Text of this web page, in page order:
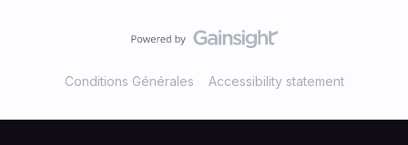
Conditions Générales Accessibility statement